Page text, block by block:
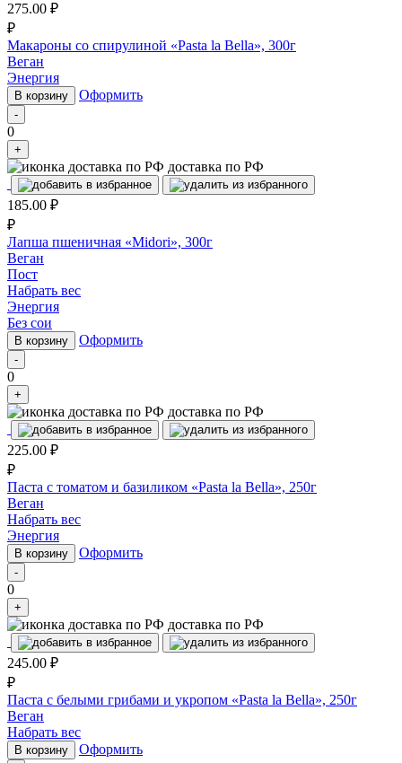
275.00 ₽
₽
Макароны со спирулиной «Pasta la Bella», 300г
Веган
Энергия
В корзину Оформить
-
0
+
доставка по РФ
185.00 ₽
₽
Лапша пшеничная «Midori», 300г
Веган
Пост
Набрать вес
Энергия
Без сои
В корзину Оформить
-
0
+
доставка по РФ
225.00 ₽
₽
Паста с томатом и базиликом «Pasta la Bella», 250г
Веган
Набрать вес
Энергия
В корзину Оформить
-
0
+
доставка по РФ
245.00 ₽
₽
Паста с белыми грибами и укропом «Pasta la Bella», 250г
Веган
Набрать вес
В корзину Оформить